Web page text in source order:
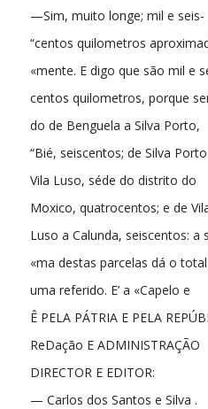
—Sim, muito longe; mil e seis-
“centos quilometros
«mente. E digo que são mil e
centos quilometros, porque
do de Benguela a Silva Porto,
“Bié, seiscentos; de Silva
Vila Luso, séde do distrito do
Moxico, quatrocentos; e de
Luso a Calunda, seiscentos: a
«ma destas parcelas dá o
uma referido. E’ a «Capelo e
Ê PELA PÁTRIA E PELA
ReDação E ADMINISTRAÇÃO
DIRECTOR E EDITOR:
— Carlos dos Santos e Silva .